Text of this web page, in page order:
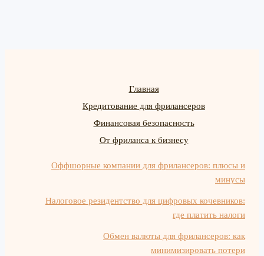
Главная
Кредитование для фрилансеров
Финансовая безопасность
От фриланса к бизнесу
Оффшорные компании для фрилансеров: плюсы и
минусы
Налоговое резидентство для цифровых кочевников:
где платить налоги
Обмен валюты для фрилансеров: как
минимизировать потери